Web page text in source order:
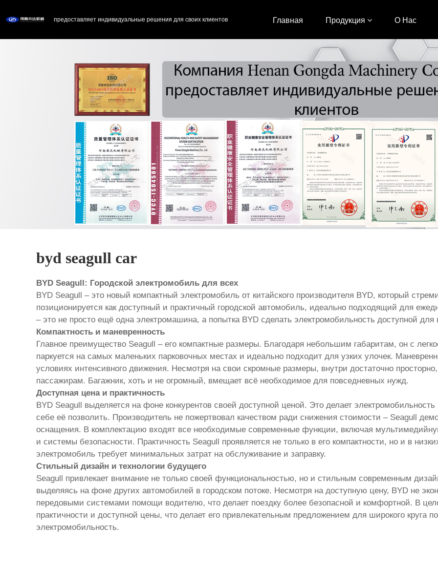
предоставляет индивидуальные решения для своих клиентов Главная Продукция О Нас
byd seagull car
BYD Seagull: Городской электромобиль для всех
BYD Seagull – это новый компактный электромобиль от китайского производителя BYD, который
позиционируется как доступный и практичный городской автомобиль, идеально подходящий для
– это не просто ещё одна электромашина, а попытка BYD сделать электромобильность доступной для
Компактность и маневренность
Главное преимущество Seagull – его компактные размеры. Благодаря небольшим габаритам, он с
паркуется на самых маленьких парковочных местах и идеально подходит для узких улочек.
условиях интенсивного движения. Несмотря на свои скромные размеры, внутри достаточно
пассажирам. Багажник, хоть и не огромный, вмещает всё необходимое для повседневных нужд.
Доступная цена и практичность
BYD Seagull выделяется на фоне конкурентов своей доступной ценой. Это делает
себе её позволить. Производитель не пожертвовал качеством ради снижения стоимости – Seagull
оснащения. В комплектацию входят все необходимые современные функции, включая
и системы безопасности. Практичность Seagull проявляется не только в его компактности, но и в
электромобиль требует минимальных затрат на обслуживание и заправку.
Стильный дизайн и технологии будущего
Seagull привлекает внимание не только своей функциональностью, но и стильным современным
выделяясь на фоне других автомобилей в городском потоке. Несмотря на доступную цену, BYD не
передовыми системами помощи водителю, что делает поездку более безопасной и комфортной. В
практичности и доступной цены, что делает его привлекательным предложением для широкого круга
электромобильность.